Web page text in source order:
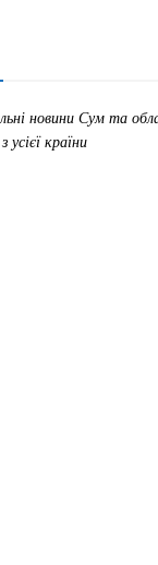
новини Сум та
усієї країни